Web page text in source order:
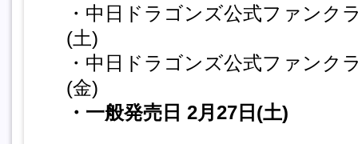
・中日ドラゴンズ公式ファンク
(土)
・中日ドラゴンズ公式ファンク
(金)
・一般発売日 2月27日(土)